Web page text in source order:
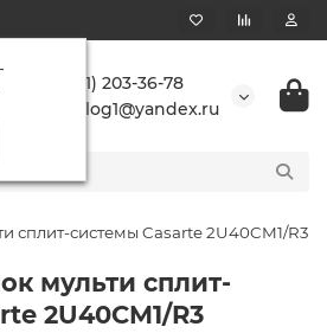
+7 (861) 203-36-78
buranlog1@yandex.ru
сплит-системы Casarte 2U40CM1/R3
мульти сплит-
2U40CM1/R3